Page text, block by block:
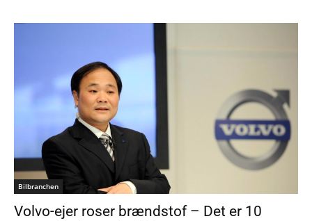
Bilbranchen
Volvo-ejer roser brændstof – Det er 10